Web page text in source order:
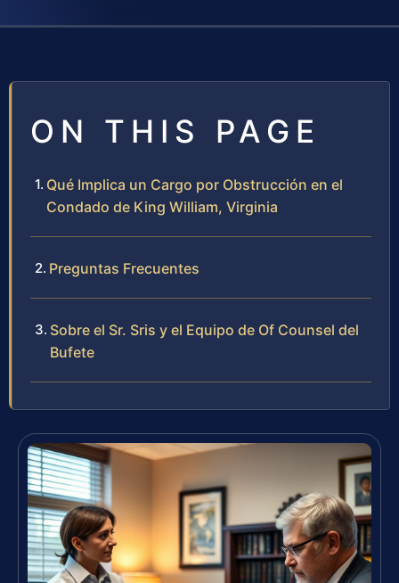
ON THIS PAGE
Qué Implica un Cargo por Obstrucción en el
Condado de King William, Virginia
Preguntas Frecuentes
Sobre el Sr. Sris y el Equipo de Of Counsel del
Bufete